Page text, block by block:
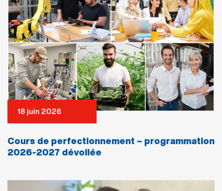
18 juin 2026
Cours de perfectionnement – programmation
2026-2027 dévoilée